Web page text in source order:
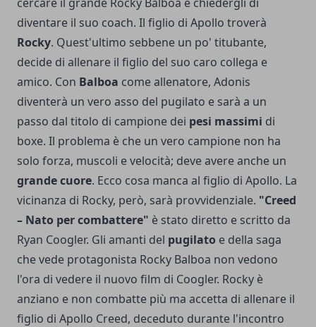
diventare il suo coach. Il figlio di Apollo troverà
Rocky. Quest'ultimo sebbene un po' titubante,
decide di allenare il figlio del suo caro collega e
amico. Con Balboa come allenatore, Adonis
diventerà un vero asso del pugilato e sarà a un
passo dal titolo di campione dei pesi massimi di
boxe. Il problema è che un vero campione non ha
solo forza, muscoli e velocità; deve avere anche un
grande cuore. Ecco cosa manca al figlio di Apollo. La
vicinanza di Rocky, però, sarà provvidenziale. "Creed
– Nato per combattere" è stato diretto e scritto da
Ryan Coogler. Gli amanti del pugilato e della saga
che vede protagonista Rocky Balboa non vedono
l'ora di vedere il nuovo film di Coogler. Rocky è
anziano e non combatte più ma accetta di allenare il
figlio di Apollo Creed, deceduto durante l'incontro